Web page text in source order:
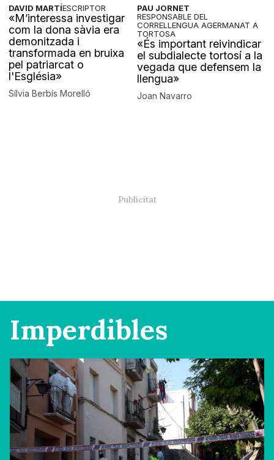
DAVID MARTÍESCRIPTOR
«M’interessa investigar
com la dona sàvia era
demonitzada i
transformada en bruixa
pel patriarcat o
l'Església»
Sílvia Berbís Morelló
PAU JORNET
RESPONSABLE DEL
CORRELLENGUA AGERMANAT A
TORTOSA
«És important reivindicar
el subdialecte tortosí a la
vegada que defensem la
llengua»
Joan Navarro
Imperdibles